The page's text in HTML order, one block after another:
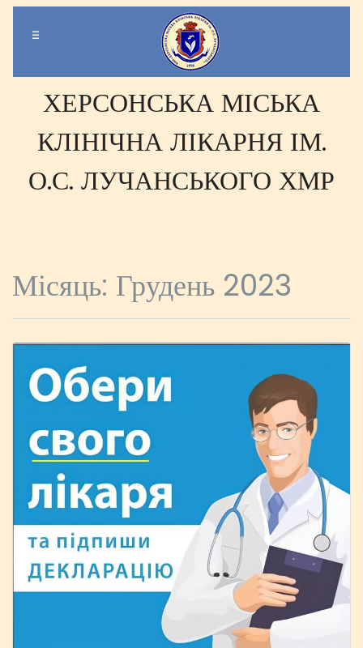
-
-
-
ХЕРСОНСЬКА МІСЬКА
КЛІНІЧНА ЛІКАРНЯ ІМ.
О.С. ЛУЧАНСЬКОГО ХМР
Місяць: Грудень 2023